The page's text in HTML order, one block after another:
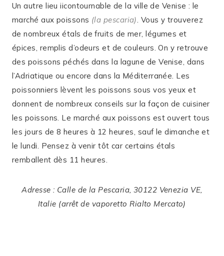
Un autre lieu iicontournable de la ville de Venise : le
marché aux poissons (la pescaria). Vous y trouverez
de nombreux étals de fruits de mer, légumes et
épices, remplis d’odeurs et de couleurs. On y retrouve
des poissons péchés dans la lagune de Venise, dans
l’Adriatique ou encore dans la Méditerranée. Les
poissonniers lèvent les poissons sous vos yeux et
donnent de nombreux conseils sur la façon de cuisiner
les poissons. Le marché aux poissons est ouvert tous
les jours de 8 heures à 12 heures, sauf le dimanche et
le lundi. Pensez à venir tôt car certains étals
remballent dès 11 heures.
Adresse : Calle de la Pescaria, 30122 Venezia VE,
Italie (arrêt de vaporetto Rialto Mercato)